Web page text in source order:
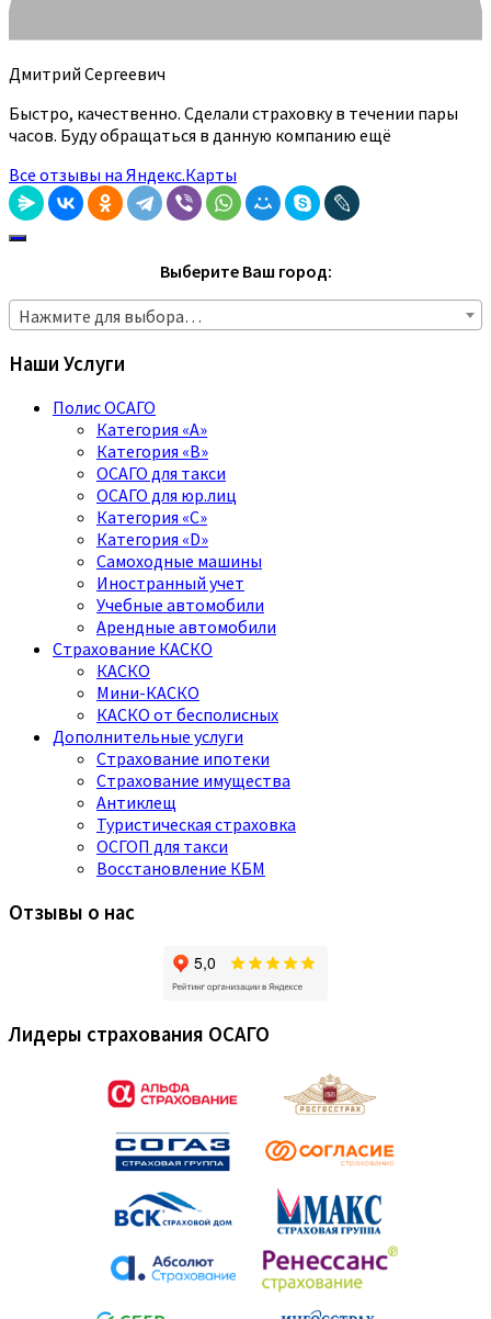
Дмитрий Сергеевич
Быстро, качественно. Сделали страховку в течении пары
часов. Буду обращаться в данную компанию ещё
Все отзывы на Яндекс.Карты
Выберите Ваш город:
Нажмите для выбора…
Наши Услуги
Полис ОСАГО
Категория «A»
Категория «B»
ОСАГО для такси
ОСАГО для юр.лиц
Категория «C»
Категория «D»
Самоходные машины
Иностранный учет
Учебные автомобили
Арендные автомобили
Страхование КАСКО
КАСКО
Мини-КАСКО
КАСКО от бесполисных
Дополнительные услуги
Страхование ипотеки
Страхование имущества
Антиклещ
Туристическая страховка
ОСГОП для такси
Восстановление КБМ
Отзывы о нас
Лидеры страхования ОСАГО